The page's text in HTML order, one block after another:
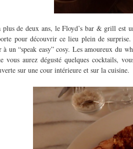
de deux ans, le Floyd’s bar & grill est
pour découvrir ce lieu plein de
à un “speak easy” cosy. Les amoureux du
vous aurez dégusté quelques cocktails,
sur une cour intérieure et sur la cuisine.